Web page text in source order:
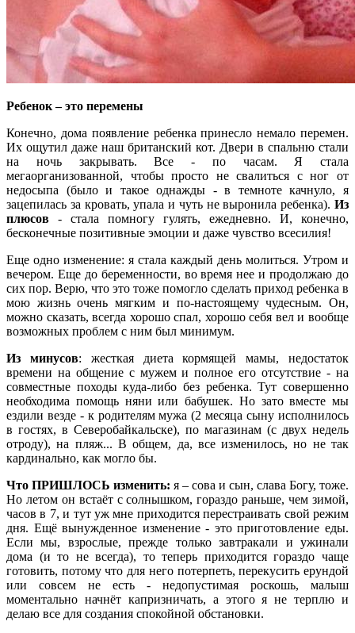
Ребенок – это перемены
Конечно, дома появление ребенка принесло немало перемен.
Их ощутил даже наш британский кот. Двери в спальню стали
на ночь закрывать. Все - по часам. Я стала
мегаорганизованной, чтобы просто не свалиться с ног от
недосыпа (было и такое однажды - в темноте качнуло, я
зацепилась за кровать, упала и чуть не выронила ребенка). Из
плюсов - стала помногу гулять, ежедневно. И, конечно,
бесконечные позитивные эмоции и даже чувство всесилия!
Еще одно изменение: я стала каждый день молиться. Утром и
вечером. Еще до беременности, во время нее и продолжаю до
сих пор. Верю, что это тоже помогло сделать приход ребенка в
мою жизнь очень мягким и по-настоящему чудесным. Он,
можно сказать, всегда хорошо спал, хорошо себя вел и вообще
возможных проблем с ним был минимум.
Из минусов: жесткая диета кормящей мамы, недостаток
времени на общение с мужем и полное его отсутствие - на
совместные походы куда-либо без ребенка. Тут совершенно
необходима помощь няни или бабушек. Но зато вместе мы
ездили везде - к родителям мужа (2 месяца сыну исполнилось
в гостях, в Северобайкальске), по магазинам (с двух недель
отроду), на пляж... В общем, да, все изменилось, но не так
кардинально, как могло бы.
Что ПРИШЛОСЬ изменить: я – сова и сын, слава Богу, тоже.
Но летом он встаёт с солнышком, гораздо раньше, чем зимой,
часов в 7, и тут уж мне приходится перестраивать свой режим
дня. Ещё вынужденное изменение - это приготовление еды.
Если мы, взрослые, прежде только завтракали и ужинали
дома (и то не всегда), то теперь приходится гораздо чаще
готовить, потому что для него потерпеть, перекусить ерундой
или совсем не есть - недопустимая роскошь, малыш
моментально начнёт капризничать, а этого я не терплю и
делаю все для создания спокойной обстановки.